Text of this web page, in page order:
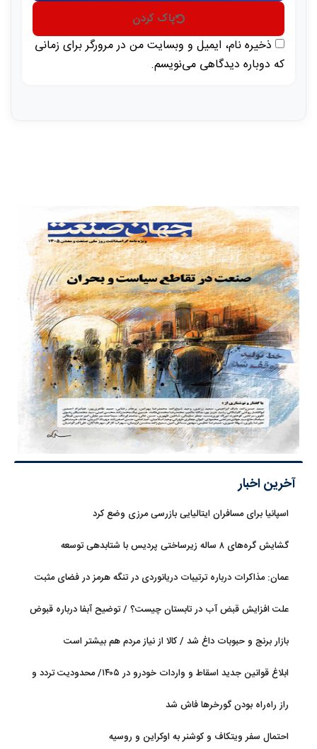
پاک کردن
ذخیره نام، ایمیل و وبسایت من در مرورگر برای زمانی
که دوباره دیدگاهی می‌نویسم.
آخرین اخبار
اسپانیا برای مسافران ایتالیایی بازرسی مرزی وضع کرد
گشایش گره‌های ۸ ساله زیرساختی پردیس با شتابدهی توسعه
عمان: مذاکرات درباره ترتیبات دریانوردی در تنگه هرمز در فضای مثبت
علت افزایش قبض آب در تابستان چیست؟ / توضیح آبفا درباره قبوض
بازار برنج و حبوبات داغ شد / کالا از نیاز مردم هم بیشتر است
ابلاغ قوانین جدید اسقاط و واردات خودرو در ۱۴۰۵/ محدودیت تردد و
راز راه‌راه بودن گورخرها فاش شد
احتمال سفر ویتکاف و کوشنر به اوکراین و روسیه